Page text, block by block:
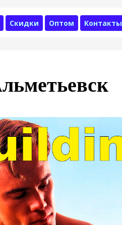
Скидки Оптом Контакты